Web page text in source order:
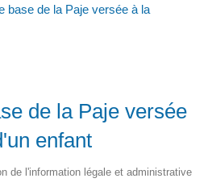
base de la Paje versée à la
de la Paje versée
enfant
de l'information légale et administrative